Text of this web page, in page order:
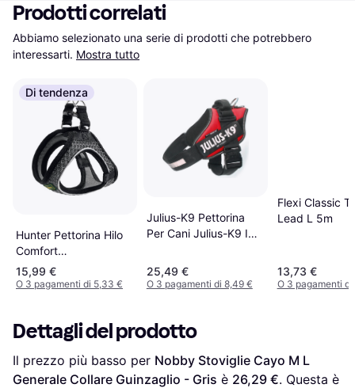
Prodotti correlati
Abbiamo selezionato una serie di prodotti che potrebbero
interessarti. Mostra tutto
Di tendenza
Hunter Pettorina Hilo
Comfort
Catarinfrangente XXS
15,99 €
O 3 pagamenti di 5,33 €
Julius-K9 Pettorina
Per Cani Julius-K9 IDC
49 - 67 cm
Circonferenza
25,49 €
O 3 pagamenti di 8,49 €
Flexi Classic
Lead L 5m
13,73 €
O 3 pagamenti
Dettagli del prodotto
Il prezzo più basso per Nobby Stoviglie Cayo M L
Generale Collare Guinzaglio - Gris è 26,29 €. Questa è